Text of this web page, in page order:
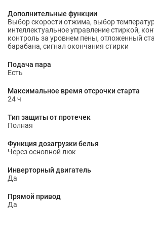
Дополнительные функции
Выбор скорости отжима, выбор
интеллектуальное управление стиркой,
контроль за уровнем пены, отложенный
барабана, сигнал окончания стирки
Подача пара
Есть
Максимальное время отсрочки старта
24 ч
Тип защиты от протечек
Полная
Функция дозагрузки белья
Через основной люк
Инверторный двигатель
Да
Прямой привод
Да